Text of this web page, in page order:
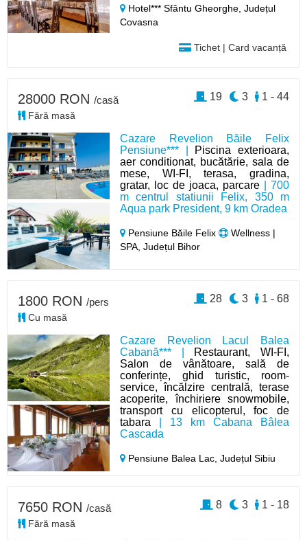
Hotel*** Sfântu Gheorghe,Județul
Covasna
Tichet | Card vacanță
Cazare Revelion Băile Felix
Pensiune*** | Piscina exterioara,
aer conditionat, bucătărie, sala de
mese, WI-FI, terasa, gradina,
gratar, loc de joaca, parcare | 700
m centrul statiunii Felix, 350 m
Aqua park President, 9 km Oradea
Pensiune Băile Felix
Wellness |
SPA, Județul Bihor
28000 RON /casă
Fără masă
1 - 44
3
19
Cazare Revelion Lacul Balea
Cabană*** | Restaurant, WI-FI,
Salon de vânătoare, sală de
conferințe, ghid turistic, room-
service, încălzire centrală, terase
acoperite, închiriere snowmobile,
transport cu elicopterul, foc de
tabara | 13 km Cabana Bâlea
Cascada
Pensiune Balea Lac,Județul Sibiu
1800 RON /pers
Cu masă
1 - 68
3
28
7650 RON /casă
Fără masă
1 - 18
3
8